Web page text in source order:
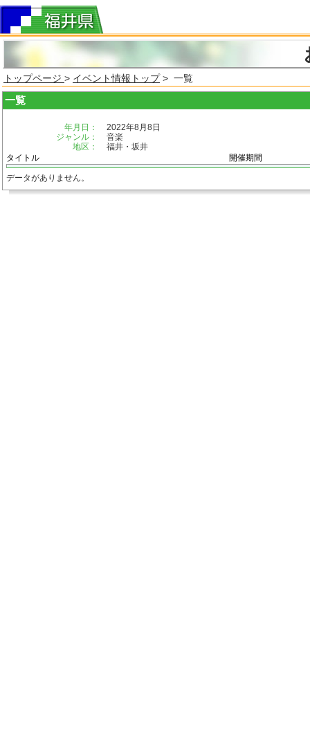
トップページ > イベント情報トップ> 一覧
一覧
年月日：
2022年8月8日
ジャンル：
音楽
地区：
福井・坂井
タイトル
開催期間
データがありません。